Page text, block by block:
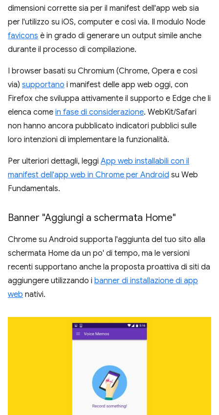
dimensioni corrette sia per il manifest dell'app web sia
per l'utilizzo su iOS, computer e così via. Il modulo Node
favicons è in grado di generare un output simile anche
durante il processo di compilazione.
I browser basati su Chromium (Chrome, Opera e così
via) supportano i manifest delle app web oggi, con
Firefox che sviluppa attivamente il supporto e Edge che li
elenca come in fase di considerazione. WebKit/Safari
non hanno ancora pubblicato indicatori pubblici sulle
loro intenzioni di implementare la funzionalità.
Per ulteriori dettagli, leggi App web installabili con il
manifest dell'app web in Chrome per Android su Web
Fundamentals.
Banner "Aggiungi a schermata Home"
Chrome su Android supporta l'aggiunta del tuo sito alla
schermata Home da un po' di tempo, ma le versioni
recenti supportano anche la proposta proattiva di siti da
aggiungere utilizzando i banner di installazione di app
web nativi.